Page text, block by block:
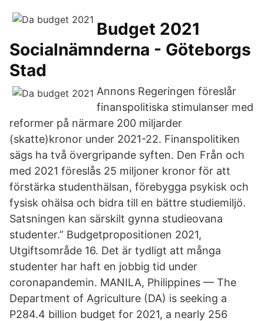
Budget 2021
Socialnämnderna - Göteborgs
Stad
Annons Regeringen föreslår
finanspolitiska stimulanser med
reformer på närmare 200 miljarder
(skatte)kronor under 2021-22. Finanspolitiken
sägs ha två övergripande syften. Den Från och
med 2021 föreslås 25 miljoner kronor för att
förstärka studenthälsan, förebygga psykisk och
fysisk ohälsa och bidra till en bättre studiemiljö.
Satsningen kan särskilt gynna studieovana
studenter.” Budgetpropositionen 2021,
Utgiftsområde 16. Det är tydligt att många
studenter har haft en jobbig tid under
coronapandemin. MANILA, Philippines — The
Department of Agriculture (DA) is seeking a
P284.4 billion budget for 2021, a nearly 256